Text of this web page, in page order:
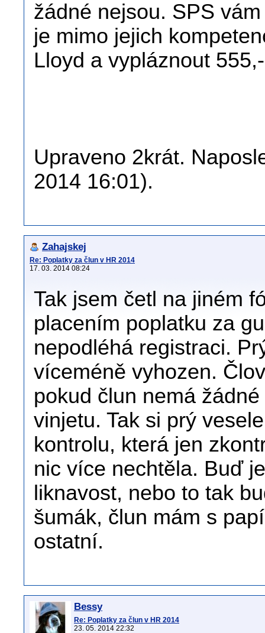
žádné nejsou. SPS
je mimo jejich
Lloyd a vypláznout
Upraveno 2krát.
2014 16:01).
Zahajskej
Re: Poplatky za člun v HR 2014
17. 03. 2014 08:24
Tak jsem četl na jiném
placením poplatku za
nepodléhá registraci.
víceméně vyhozen.
pokud člun nemá
vinjetu. Tak si prý
kontrolu, která jen
nic více nechtěla. Buď
liknavost, nebo to tak
šumák, člun mám s
ostatní.
Bessy
Re: Poplatky za člun v HR 2014
23. 05. 2014 22:32